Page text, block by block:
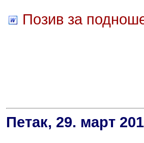
Позив за
Петак, 29. март